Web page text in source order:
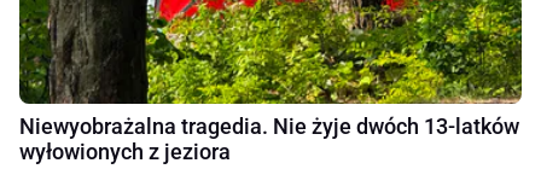
Niewyobrażalna tragedia. Nie żyje dwóch 13-latków
wyłowionych z jeziora